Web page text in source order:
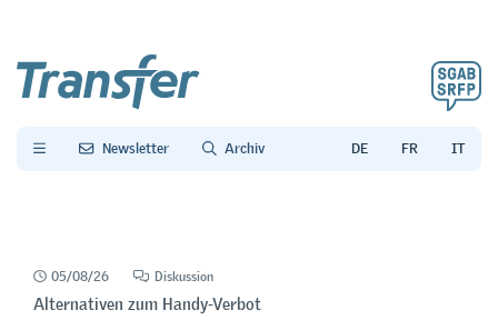
Newsletter Archiv
05/08/26 Diskussion
Alternativen zum Handy-Verbot